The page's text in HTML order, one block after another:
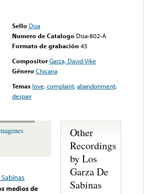
Sello Disa
Numero de Catalogo Disa-802-A
Formato de grabación 45
Compositor Garza, David Vike
Género Chicana
Temas love,complaint,abandonment,
despair
medios de
Other
Recordings
by Los
Garza De
Sabinas